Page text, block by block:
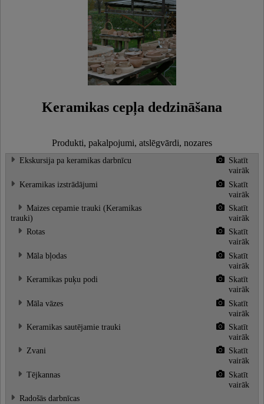
Keramikas cepļa dedzināšana
Produkti, pakalpojumi, atslēgvārdi, nozares
Ekskursija pa keramikas darbnīcu
Skatīt
vairāk
Keramikas izstrādājumi
Skatīt
vairāk
Maizes cepamie trauki (Keramikas
trauki)
Skatīt
vairāk
Rotas
Skatīt
vairāk
Māla bļodas
Skatīt
vairāk
Keramikas puķu podi
Skatīt
vairāk
Māla vāzes
Skatīt
vairāk
Keramikas sautējamie trauki
Skatīt
vairāk
Zvani
Skatīt
vairāk
Tējkannas
Skatīt
vairāk
Radošās darbnīcas